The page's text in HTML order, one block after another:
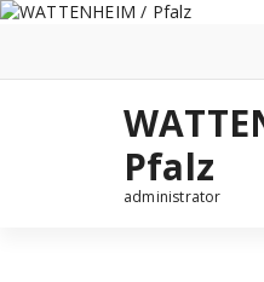
Zum
Pfalz
administrator